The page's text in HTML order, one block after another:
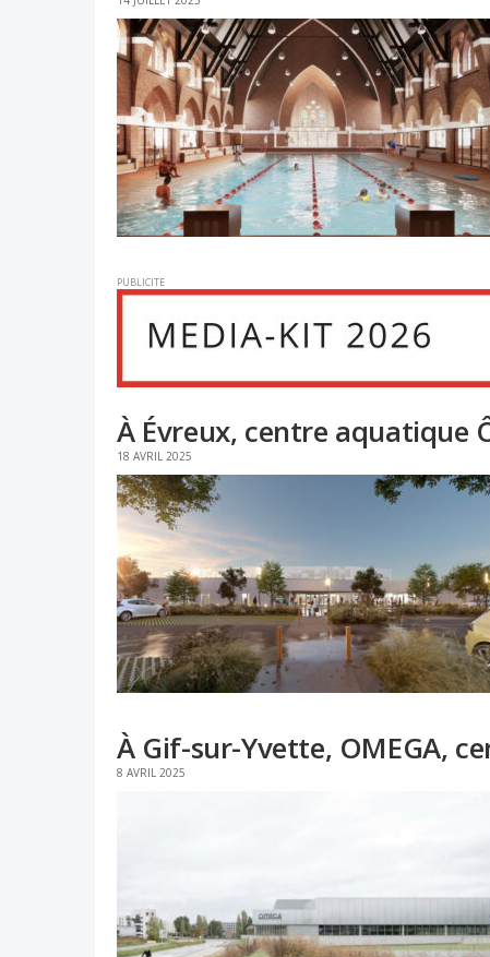
PUBLICITE
À Évreux, centre aquatique
18 AVRIL 2025
À Gif-sur-Yvette, OMEGA,
8 AVRIL 2025